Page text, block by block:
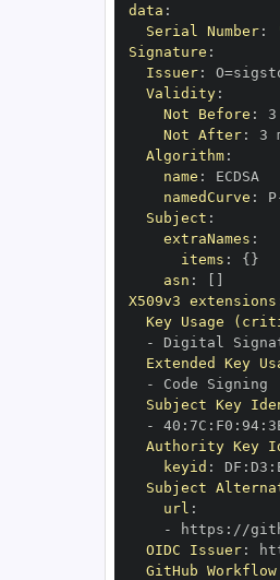
data :
Serial Number:
Signature :
Issuer:
Validity:
Not Before : 3
Not After: 3
Algorithm:
name :
namedCurve : P
Subject :
extraNames :
items : { }
asn :
X509v3 extensions
Key Usage
-
Extended Key
-
Subject Key
-
40 : 7C : F0 : 94:
Authority Key
keyid : DF : D3 :
Subject
url :
-
https : //
OIDC Issuer:
GitHub